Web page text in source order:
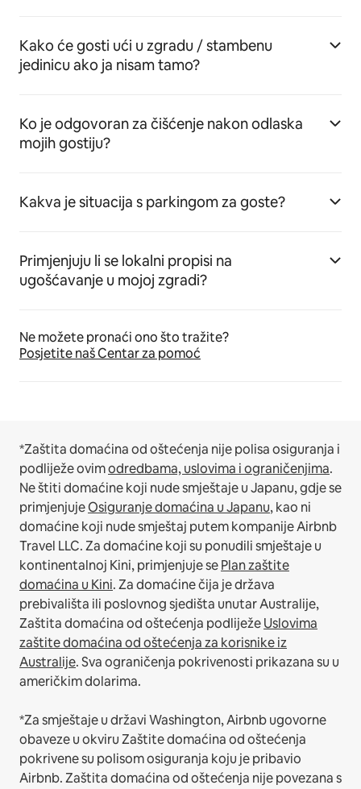
Kako će gosti ući u zgradu / stambenu
jedinicu ako ja nisam tamo?
Ko je odgovoran za čišćenje nakon odlaska
mojih gostiju?
Kakva je situacija s parkingom za goste?
Primjenjuju li se lokalni propisi na
ugošćavanje u mojoj zgradi?
Ne možete pronaći ono što tražite?
Posjetite naš Centar za pomoć
*Zaštita domaćina od oštećenja nije polisa osiguranja i
podliježe ovimodredbama, uslovima i ograničenjima.
Ne štiti domaćine koji nude smještaje u Japanu, gdje se
primjenjujeOsiguranje domaćina u Japanu, kao ni
domaćine koji nude smještaj putem kompanije Airbnb
Travel LLC.Za domaćine koji su ponudili smještaje u
kontinentalnoj Kini, primjenjuje sePlan zaštite
domaćina u Kini.Za domaćine čija je država
prebivališta ili poslovnog sjedišta unutar Australije,
Zaštita domaćina od oštećenja podliježeUslovima
zaštite domaćina od oštećenja za korisnike iz
Australije. Sva ograničenja pokrivenosti prikazana su u
američkim dolarima.
*Za smještaje u državi Washington, Airbnb ugovorne
obaveze u okviru Zaštite domaćina od oštećenja
pokrivene su polisom osiguranja koju je pribavio
Airbnb. Zaštita domaćina od oštećenja nije povezana s